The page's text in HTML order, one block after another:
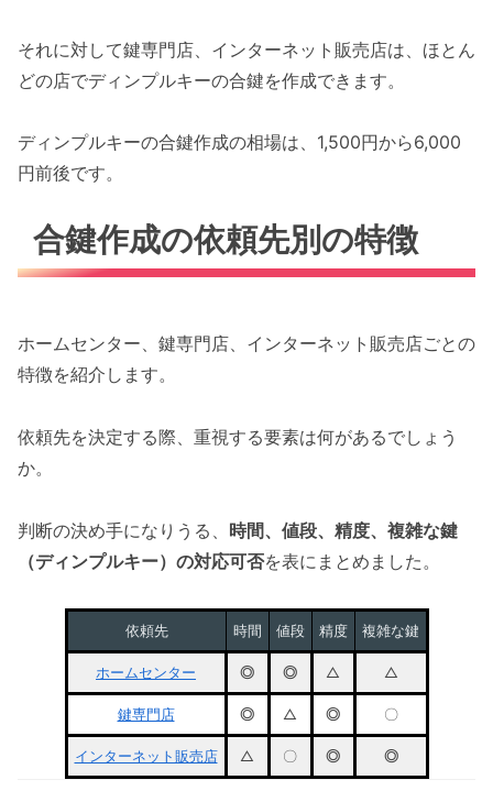
それに対して鍵専門店、インターネット販売店は、ほとん
どの店でディンプルキーの合鍵を作成できます。
ディンプルキーの合鍵作成の相場は、1,500円から6,000
円前後です。
合鍵作成の依頼先別の特徴
ホームセンター、鍵専門店、インターネット販売店ごとの
特徴を紹介します。
依頼先を決定する際、重視する要素は何があるでしょう
か。
判断の決め手になりうる、 時間、値段、精度、複雑な鍵
（ディンプルキー）の対応可否を表にまとめました。
依頼先 時間 値段 精度 複雑な鍵
ホームセンター ◎ ◎ △ △
鍵専門店 ◎ △ ◎ 〇
インターネット販売店 △ 〇 ◎ ◎